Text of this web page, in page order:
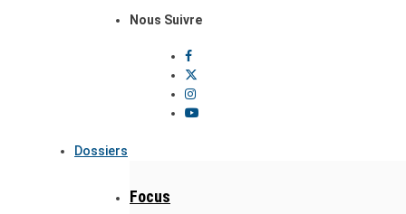
Nous Suivre
Dossiers
Focus